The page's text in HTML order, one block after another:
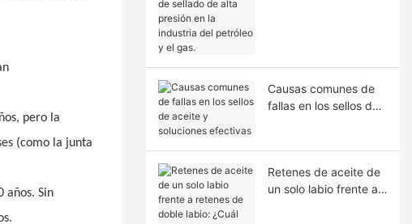
pero la
(como la junta
años. Sin
Causas comunes de
fallas en los sellos de
Retenes de aceite de
un solo labio frente a